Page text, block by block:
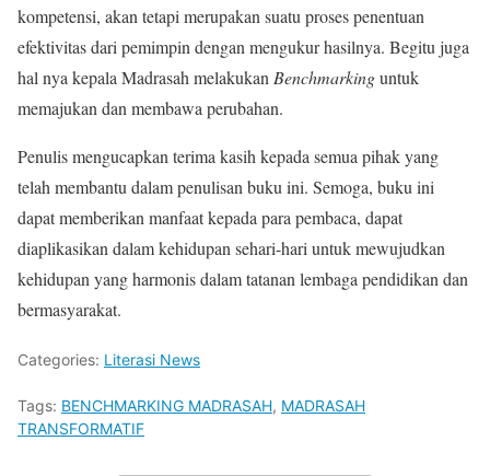
kompetensi, akan tetapi merupakan suatu proses penentuan
efektivitas dari pemimpin dengan mengukur hasilnya. Begitu juga
hal nya kepala Madrasah melakukanBenchmarkinguntuk
memajukan dan membawa perubahan.
Penulis mengucapkan terima kasih kepada semua pihak yang
telah membantu dalam penulisan buku ini. Semoga, buku ini
dapat memberikan manfaat kepada para pembaca, dapat
diaplikasikan dalam kehidupan sehari-hari untuk mewujudkan
kehidupan yang harmonis dalam tatanan lembaga pendidikan dan
bermasyarakat.
Categories: Literasi News
Tags: BENCHMARKING MADRASAH, MADRASAH
TRANSFORMATIF